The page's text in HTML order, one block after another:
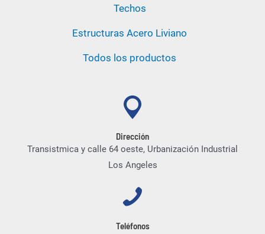
Techos
Estructuras Acero Liviano
Todos los productos
Dirección
Transistmica y calle 64 oeste, Urbanización Industrial
Los Angeles
Teléfonos